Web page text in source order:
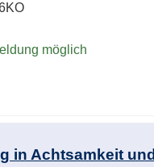
möglich
in Achtsamkeit und